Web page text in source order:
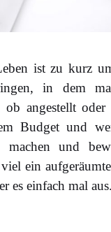
ist zu kurz
in dem
angestellt oder
Budget und
und
ein
es einfach mal